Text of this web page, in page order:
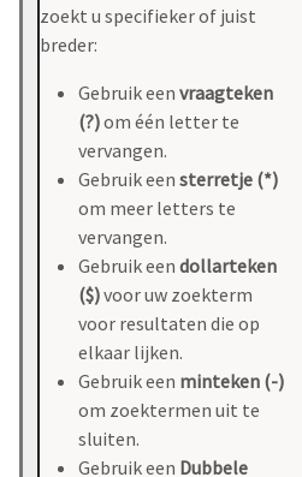
zoekt u specifieker of juist
breder:
Gebruik een vraagteken
(?)om één letter te
vervangen.
Gebruik een sterretje (*)
om meer letters te
vervangen.
Gebruik een dollarteken
($)voor uw zoekterm
voor resultaten die op
elkaar lijken.
Gebruik een minteken (-)
om zoektermen uit te
sluiten.
Gebruik een Dubbele